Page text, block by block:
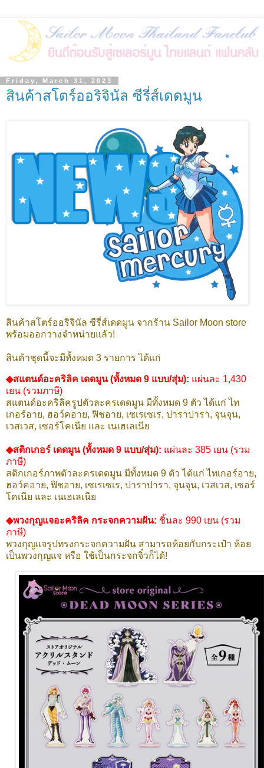
Friday, March 31, 2023
สินค้าสโตร์ออริจินัล ซีรี่ส์เดดมูน
สินค้าสโตร์ออริจินัล ซีรี่ส์เดดมูน จากร้าน Sailor Moon store
พร้อมออกวางจำหน่ายแล้ว!
สินค้าชุดนี้จะมีทั้งหมด 3 รายการ ได้แก่
◆สแตนด์อะคริลิค เดดมูน (ทั้งหมด 9 แบบ/สุ่ม): แผ่นละ 1,430
เยน (รวมภาษี)
สแตนด์อะคริลิครูปตัวละครเดดมูน มีทั้งหมด 9 ตัว ได้แก่ ไท
เกอร์อาย, ฮอว์คอาย, ฟิชอาย, เซเรเซเร, ปาราปารา, จุนจุน,
เวสเวส, เซอร์โคเนีย และ เนเฮเลเนีย
◆สติกเกอร์ เดดมูน (ทั้งหมด 9 แบบ/สุ่ม): แผ่นละ 385 เยน (รวม
ภาษี)
สติกเกอร์ภาพตัวละครเดดมูน มีทั้งหมด 9 ตัว ได้แก่ ไทเกอร์อาย,
ฮอว์คอาย, ฟิชอาย, เซเรเซเร, ปาราปารา, จุนจุน, เวสเวส, เซอร์
โคเนีย และ เนเฮเลเนีย
◆พวงกุญแจอะคริลิค กระจกความฝัน: ชิ้นละ 990 เยน (รวม
ภาษี)
พวงกุญแจรูปทรงกระจกความฝัน สามารถห้อยกับกระเป๋า ห้อย
เป็นพวงกุญแจ หรือ ใช้เป็นกระจกจิ๋วก็ได้!